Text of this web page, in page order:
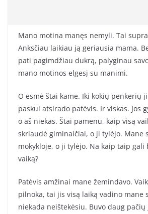
Mano motina manęs nemyli. Tai
Anksčiau laikiau ją geriausia mama.
pati pagimdžiau dukrą, palyginau
mano motinos elgesį su manimi.
O esmė štai kame. Iki kokių penkerių
paskui atsirado patėvis. Ir viskas. Jos
o aš niekas. Štai pamenu, kaip visą
skriaudė giminaičiai, o ji tylėjo. Mane
mokykloje, o ji tylėjo. Na kaip taip
vaiką?
Patėvis amžinai mane žemindavo.
pilnoka, tai jis visą laiką vadino mane
niekada neištekėsiu. Buvo daug